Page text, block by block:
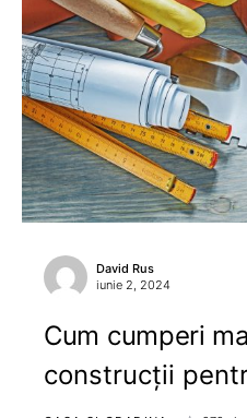
David Rus
iunie 2, 2024
Cum cumperi
construcții